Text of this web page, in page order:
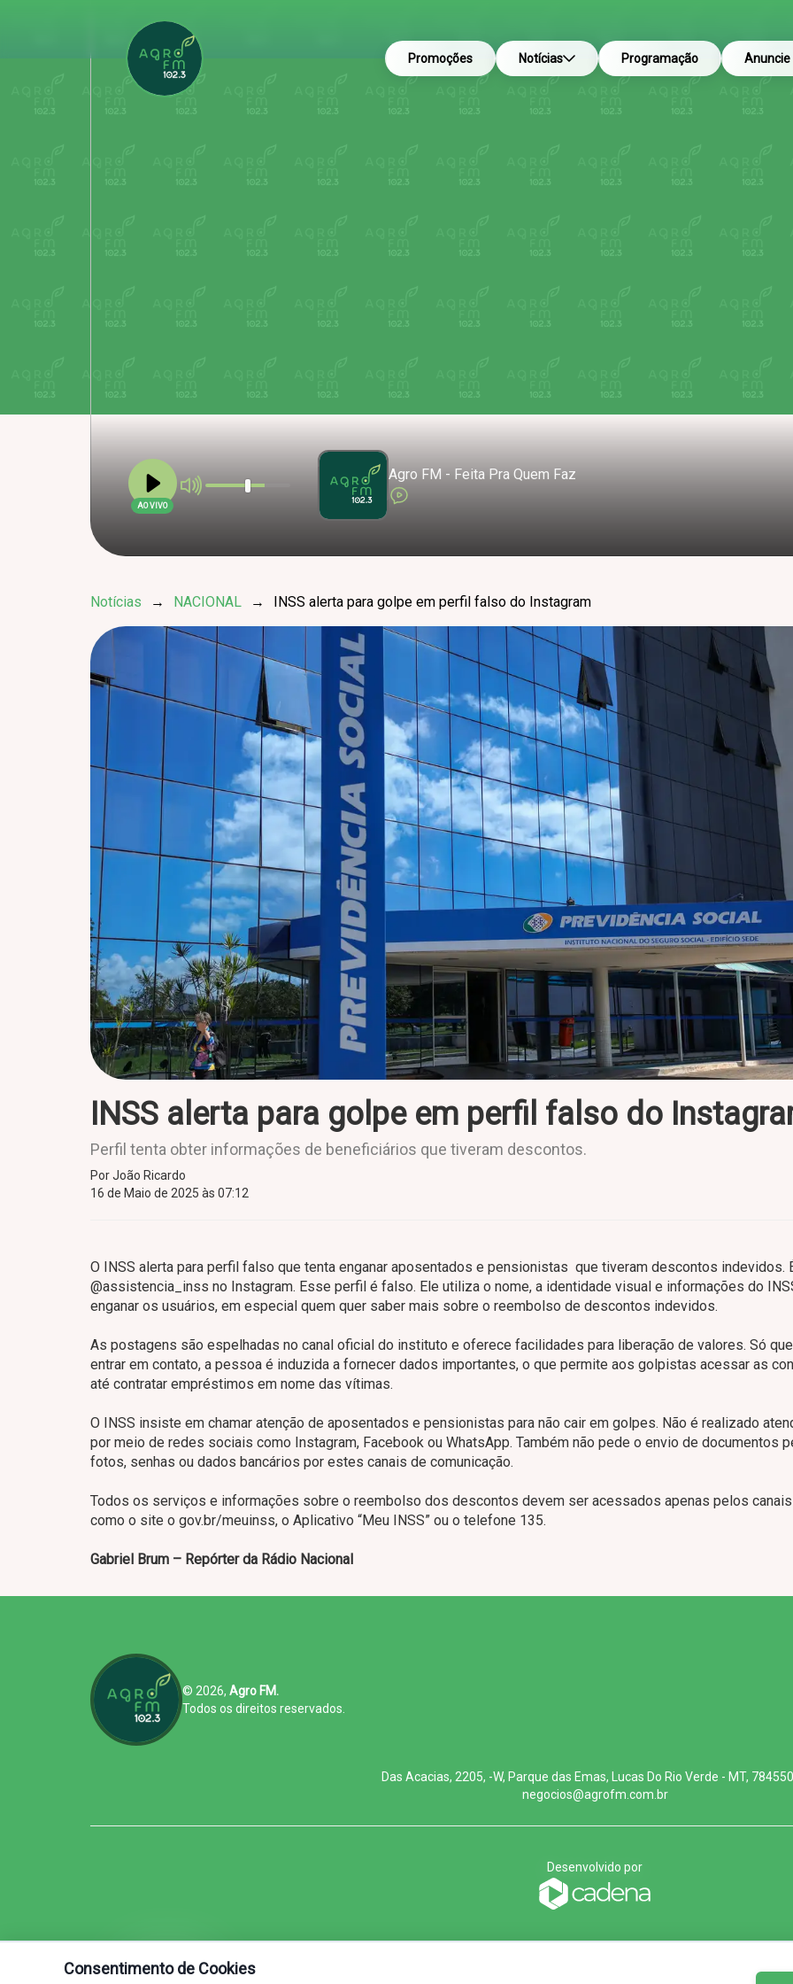
Promoções Notícias Programação Anuncie
AO VIVO
Agro FM - Feita Pra Quem Faz
Notícias → NACIONAL → INSS alerta para golpe em perfil falso do Instagram
INSS alerta para golpe em perfil falso do
Perfil tenta obter informações de beneficiários que tiveram descontos.
Por João Ricardo
16 de Maio de 2025 às 07:12
O INSS alerta para perfil falso que tenta enganar aposentados e pensionistas que tiveram descontos indevidos.
@assistencia_inss no Instagram. Esse perfil é falso. Ele utiliza o nome, a identidade visual e informações do
enganar os usuários, em especial quem quer saber mais sobre o reembolso de descontos indevidos.
As postagens são espelhadas no canal oficial do instituto e oferece facilidades para liberação de valores. Só
entrar em contato, a pessoa é induzida a fornecer dados importantes, o que permite aos golpistas acessar as
até contratar empréstimos em nome das vítimas.
O INSS insiste em chamar atenção de aposentados e pensionistas para não cair em golpes. Não é realizado
por meio de redes sociais como Instagram, Facebook ou WhatsApp. Também não pede o envio de documentos
fotos, senhas ou dados bancários por estes canais de comunicação.
Todos os serviços e informações sobre o reembolso dos descontos devem ser acessados apenas pelos
como o site o gov.br/meuinss, o Aplicativo “Meu INSS” ou o telefone 135.
Gabriel Brum – Repórter da Rádio Nacional
© 2026, Agro FM.
Todos os direitos reservados.
Das Acacias, 2205, -W, Parque das Emas, Lucas Do Rio Verde - MT,
negocios@agrofm.com.br
Desenvolvido por
Consentimento de Cookies